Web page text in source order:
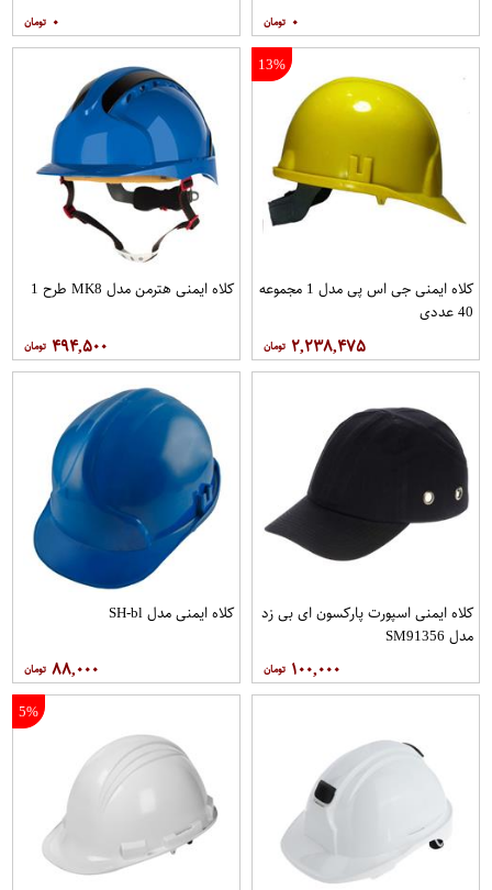
۰ ۰
13%
کلاه ایمنی جی اس پی مدل 1 مجموعه
40 عددی
۲,۲۳۸,۴۷۵
کلاه ایمنی هترمن مدل MK8 طرح 1
۴۹۴,۵۰۰
کلاه ایمنی اسپورت پارکسون ای بی زد
مدل SM91356
۱۰۰,۰۰۰
کلاه ایمنی مدل SH-bl
۸۸,۰۰۰
5%